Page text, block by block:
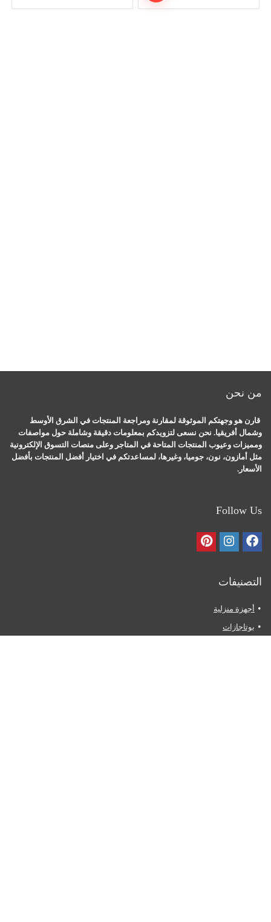
من نحن
قارن هو وجهتكم الموثوقة لمقارنة ومراجعة المنتجات في الشرق الأوسط
وشمال أفريقيا. نحن نسعى لتزويدكم بمعلومات دقيقة وشاملة حول مواصفات
ومميزات وعيوب المنتجات المتاحة في المتاجر وعلى منصات التسوق الإلكترونية
مثل أمازون، نون، جوميا، وغيرها، لمساعدتكم في اختيار أفضل المنتجات بأفضل
الأسعار.
Follow Us
التصنيفات
أجهزة منزلية
بوتاجازات